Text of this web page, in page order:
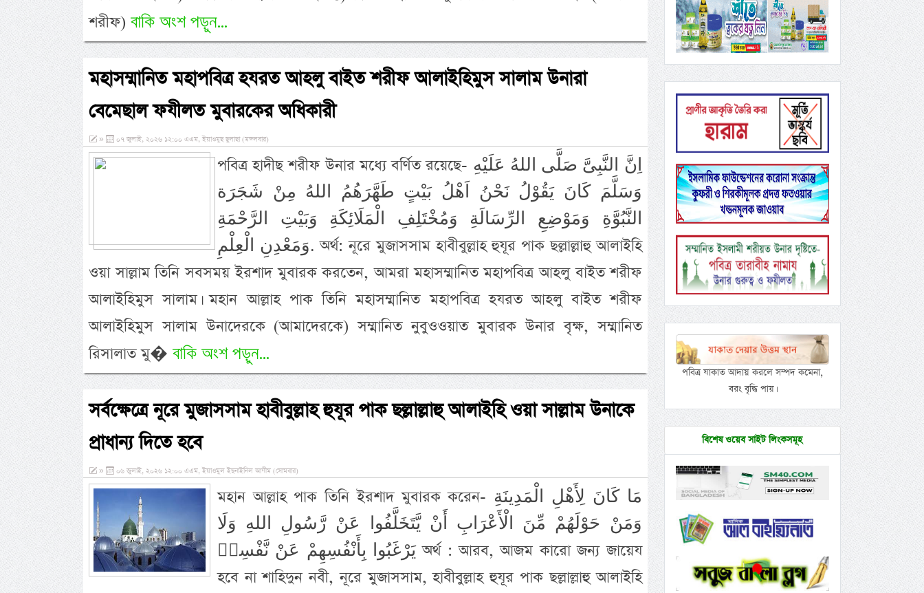
শরীফ) বাকি অংশ পড়ুন...
মহাসম্মানিত মহাপবিত্র হযরত আহলু বাইত শরীফ আলাইহিমুস সালাম উনারা
বেমেছাল ফযীলত মুবারকের অধিকারী
» ০৭ জুলাই, ২০২৬ ১২:০০ এএম, ইয়াওমুছ ছুলাছা (মঙ্গলবার)
পবিত্র হাদীছ শরীফ উনার মধ্যে বর্ণিত রয়েছে- اِنَّ النَّبِىَّ صَلَّى اللهُ عَلَيْهِ
وَسَلَّمَ كَانَ يَقُوْلُ نَحْنُ اَهْلُ بَيْتٍ طَهَّرَهُمُ اللهُ مِنْ شَجَرَة
النَّبُوَّةِ وَمَوْضِعِ الرِّسَالَةِ وَمُخْتَلِفِ الْمَلَائِكَةِ وَبَيْتِ الرَّحْمَةِ
وَمَعْدِنِ الْعِلْمِ. অর্থ: নূরে মুজাসসাম হাবীবুল্লাহ হুযূর পাক ছল্লাল্লাহু আলাইহি
ওয়া সাল্লাম তিনি সবসময় ইরশাদ মুবারক করতেন, আমরা মহাসম্মানিত মহাপবিত্র আহলু বাইত শরীফ
আলাইহিমুস সালাম। মহান আল্লাহ পাক তিনি মহাসম্মানিত মহাপবিত্র হযরত আহলু বাইত শরীফ
আলাইহিমুস সালাম উনাদেরকে (আমাদেরকে) সম্মানিত নুবুওওয়াত মুবারক উনার বৃক্ষ, সম্মানিত
রিসালাত মু� বাকি অংশ পড়ুন...
সর্বক্ষেত্রে নূরে মুজাসসাম হাবীবুল্লাহ হুযূর পাক ছল্লাল্লাহু আলাইহি ওয়া সাল্লাম উনাকে
প্রাধান্য দিতে হবে
» ০৬ জুলাই, ২০২৬ ১২:০০ এএম, ইয়াওমুল ইছনাইনিল আযীম (সোমবার)
মহান আল্লাহ পাক তিনি ইরশাদ মুবারক করেন- مَا كَانَ لِأَهْلِ الْمَدِينَةِ
وَمَنْ حَوْلَهُمْ مِّنَ الْأَعْرَابِ أَنْ يَّتَخَلَّفُوا عَنْ رَّسُولِ اللهِ وَلَا
يَرْغَبُوا بِأَنْفُسِهِمْ عَنْ نَّفْسِهٖ অর্থ : আরব, আজম কারো জন্য জায়েয
হবে না শাহিদুন নবী, নূরে মুজাসসাম, হাবীবুল্লাহ হুযূর পাক ছল্লাল্লাহু আলাইহি
পবিত্র যাকাত আদায় করলে সম্পদ কমেনা,
বরং বৃদ্ধি পায়।
বিশেষ ওয়েব সাইট লিংকসমূহ